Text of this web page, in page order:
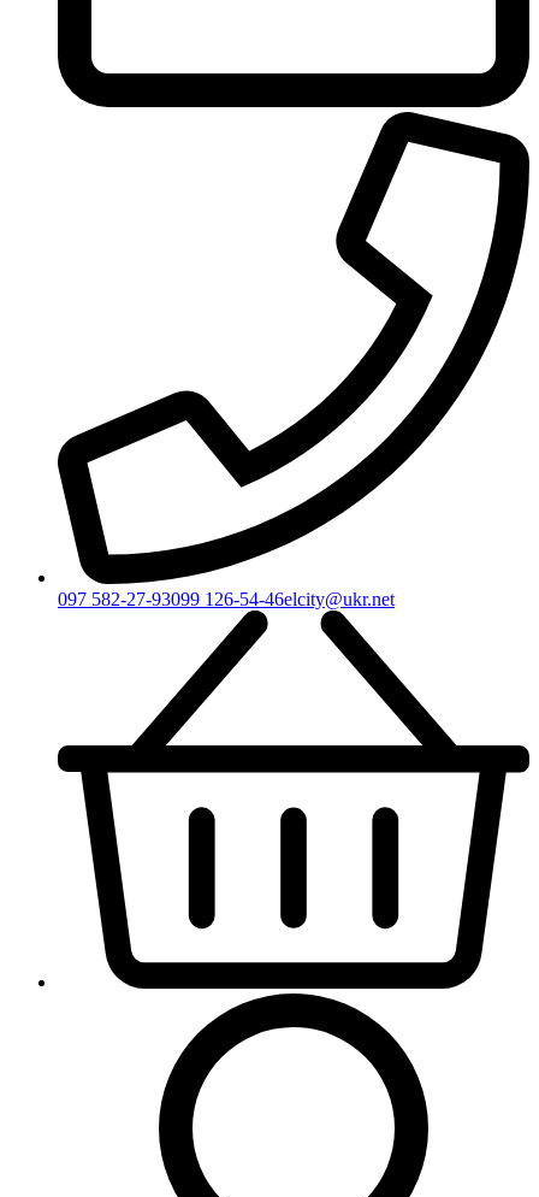
097 582-27-93099 126-54-46elcity@ukr.net